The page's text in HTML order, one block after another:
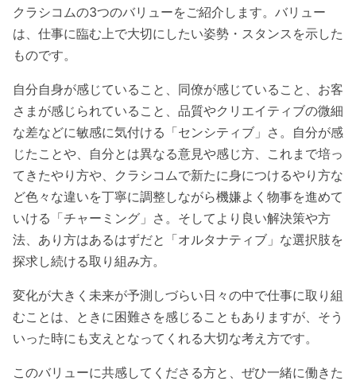
クラシコムの3つのバリューをご紹介します。 バリュー
は、仕事に臨む上で大切にしたい姿勢・スタンスを示した
ものです。
自分自身が感じていること、同僚が感じていること、お客
さまが感じられていること、品質やクリエイティブの微細
な差などに敏感に気付ける「センシティブ」さ。 自分が感
じたことや、自分とは異なる意見や感じ方、これまで培っ
てきたやり方や、クラシコムで新たに身につけるやり方な
ど色々な違いを丁寧に調整しながら機嫌よく物事を進めて
いける「チャーミング」さ。 そしてより良い解決策や方
法、あり方はあるはずだと「オルタナティブ」な選択肢を
探求し続ける取り組み方。
変化が大きく未来が予測しづらい日々の中で仕事に取り組
むことは、ときに困難さを感じることもありますが、そう
いった時にも支えとなってくれる大切な考え方です。
このバリューに共感してくださる方と、 ぜひ一緒に働きた